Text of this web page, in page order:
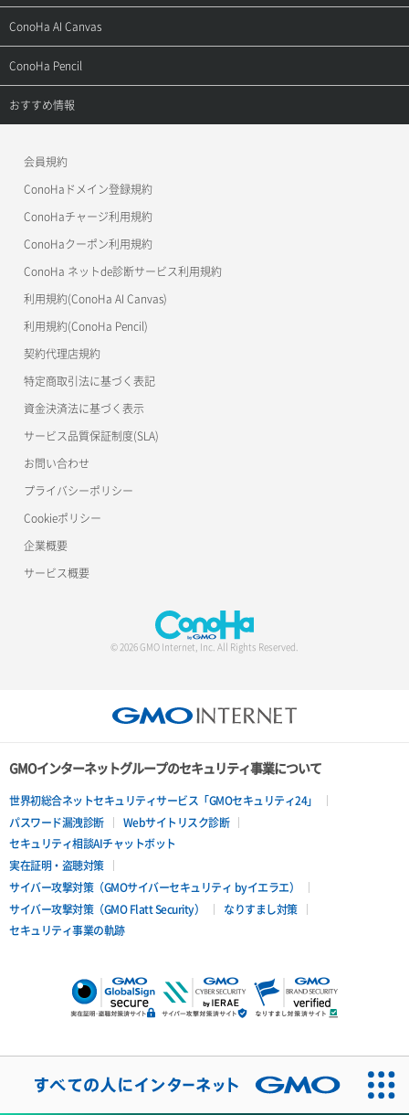
お問い合わせ
お乗り換えガイド
よくある質問
APIドキュメントVPS2.0
APIドキュメントVPS3.0
ご利用ガイド
APIドキュメントVPS2.0
APIドキュメントVPS3.0
サポートトップ
ご利用ガイド
ConoHa AI Canvas
サポートトップ
ご利用ガイド
ConoHa Pencil
サポートトップ
おすすめ情報
美雲このは徹底ガイド
会員規約
ConoHaドメイン登録規約
ConoHaチャージ利用規約
ConoHaクーポン利用規約
ConoHa ネットde診断サービス利用規約
利用規約(ConoHa AI Canvas)
利用規約(ConoHa Pencil)
契約代理店規約
特定商取引法に基づく表記
資金決済法に基づく表示
サービス品質保証制度(SLA)
お問い合わせ
プライバシーポリシー
Cookieポリシー
企業概要
サービス概要
© 2026 GMO Internet, Inc. All Rights Reserved.
GMOインターネットグループのセキュリティ事業について
世界初総合ネットセキュリティサービス「GMOセキュリティ24」
パスワード漏洩診断
Webサイトリスク診断
セキュリティ相談AIチャットボット
実在証明・盗聴対策
サイバー攻撃対策（GMOサイバーセキュリティ byイエラエ）
サイバー攻撃対策（GMO Flatt Security）
なりすまし対策
セキュリティ事業の軌跡